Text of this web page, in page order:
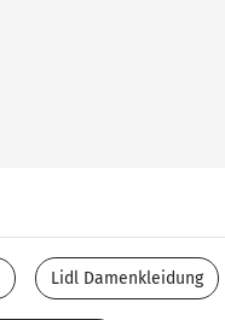
Lidl Damenkleidung